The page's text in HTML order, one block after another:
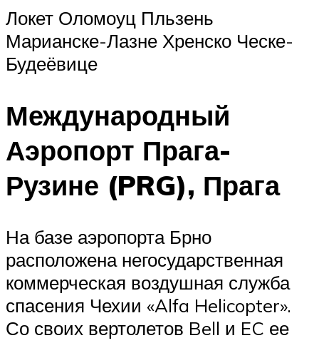
Локет Оломоуц Пльзень
Марианске-Лазне Хренско Ческе-
Будеёвице
Международный
Аэропорт Прага-
Рузине (PRG), Прага
На базе аэропорта Брно
расположена негосударственная
коммерческая воздушная служба
спасения Чехии «Alfa Helicopter».
Со своих вертолетов Bell и EC ее